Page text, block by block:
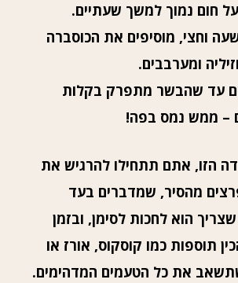
נמוך למשך שעתיים.
מוסיפים את הכוסברה
ומערבבים.
שהבשר מתפרק בקלות
נמס בפה!
אתם תתחילו להרגיש את
מהסיר, שמדברים בעד
הוא לחכות לסימן, ובזמן
כמו קוסקוס, אורז או
את כל הטעמים המדהימים.